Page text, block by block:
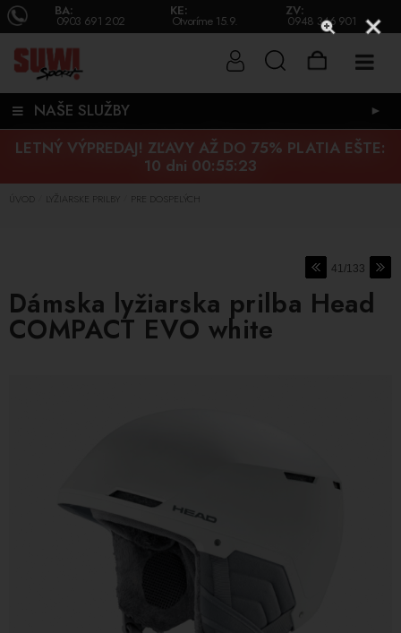
BA:
0903 691 202
KE:
Otvoríme 15.9.
ZV:
0948 346 901
NAŠE SLUŽBY ►
LETNÝ VÝPREDAJ! ZĽAVY AŽ DO 75% PLATIA EŠTE:
10 dni 00:55:22
ÚVOD LYŽIARSKE PRILBY PRE DOSPELÝCH
41/133
Dámska lyžiarska prilba Head
COMPACT EVO white